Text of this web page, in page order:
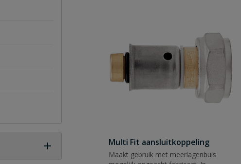
Multi Fit aansluitkoppeling
Maakt gebruik met meerlagenbuis